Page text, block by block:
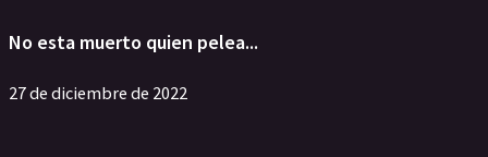
No esta muerto quien pelea...
27 de diciembre de 2022